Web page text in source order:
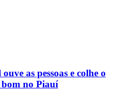
as pessoas e colhe o
no Piauí